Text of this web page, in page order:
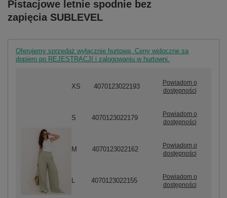
Pistacjowe letnie spodnie bez
zapięcia SUBLEVEL
Oferujemy sprzedaż wyłącznie hurtową. Ceny widoczne są
dopiero po REJESTRACJI i zalogowaniu w hurtowni.
XS 4070123022193
Powiadom o
dostępności
S 4070123022179
Powiadom o
dostępności
M 4070123022162
Powiadom o
dostępności
4070123022155
Powiadom o
dostępności